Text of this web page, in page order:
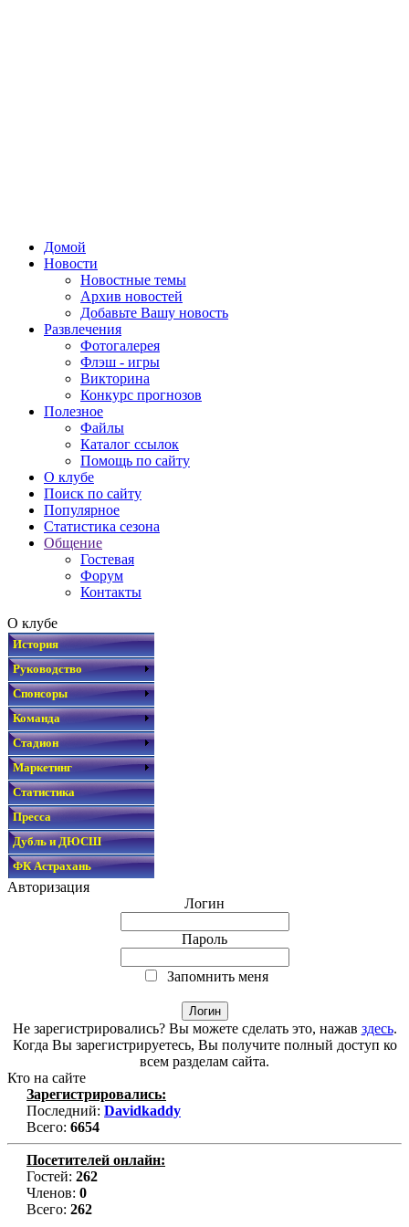
Домой
Новости
Новостные темы
Архив новостей
Добавьте Вашу новость
Развлечения
Фотогалерея
Флэш - игры
Викторина
Конкурс прогнозов
Полезное
Файлы
Каталог ссылок
Помощь по сайту
О клубе
Поиск по сайту
Популярное
Статистика сезона
Общение
Гостевая
Форум
Контакты
О клубе
История
Руководство
Спонсоры
Команда
Стадион
Маркетинг
Статистика
Пресса
Дубль и ДЮСШ
ФК Астрахань
Авторизация
Логин
Пароль
Запомнить меня
Не зарегистрировались? Вы можете сделать это, нажав здесь.
Когда Вы зарегистрируетесь, Вы получите полный доступ ко
всем разделам сайта.
Кто на сайте
Зарегистрировались:
Последний: Davidkaddy
Всего: 6654
Посетителей онлайн:
Гостей: 262
Членов: 0
Всего: 262